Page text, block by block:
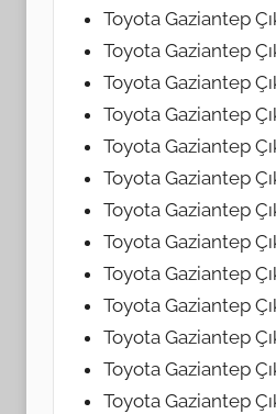
Toyota Gaziantep
Toyota Gaziantep
Toyota Gaziantep
Toyota Gaziantep
Toyota Gaziantep
Toyota Gaziantep
Toyota Gaziantep
Toyota Gaziantep
Toyota Gaziantep
Toyota Gaziantep
Toyota Gaziantep
Toyota Gaziantep
Toyota Gaziantep